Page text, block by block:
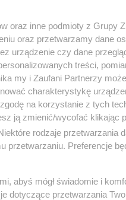
miłośniczka
oraz inne podmioty z Grupy
oraz przetwarzamy dane
urządzenie czy dane
treści,
my i Zaufani Partnerzy
charakterystykę
na korzystanie z tych
ją zmienić/wycofać klikając
rodzaje przetwarzania
przetwarzaniu. Preferencje
abyś mógł świadomie i
dotyczące przetwarzania